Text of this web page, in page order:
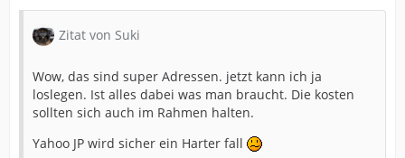
Zitat von Suki
Wow, das sind super Adressen. jetzt kann ich ja
loslegen. Ist alles dabei was man braucht. Die kosten
sollten sich auch im Rahmen halten.
Yahoo JP wird sicher ein Harter fall